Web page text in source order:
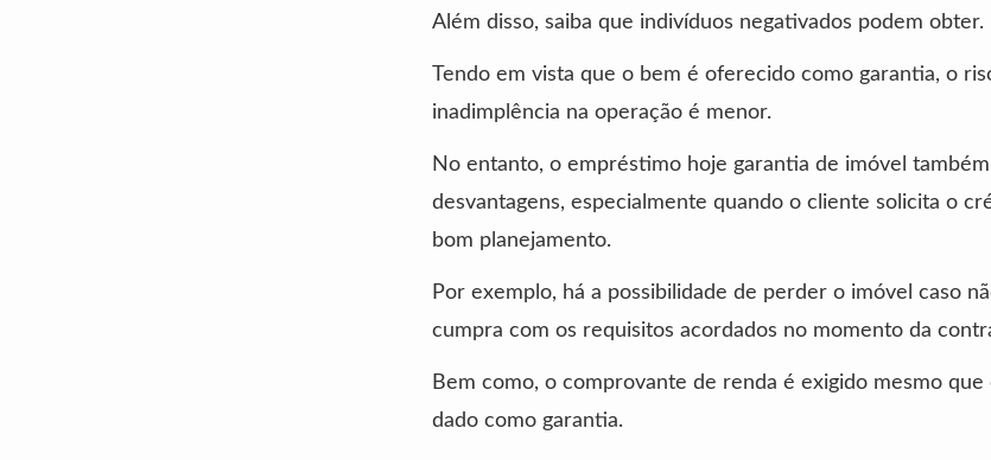
Além disso, saiba que indivíduos negativados podem obter.
Tendo em vista que o bem é oferecido como garantia, o
inadimplência na operação é menor.
No entanto, o empréstimo hoje garantia de imóvel
desvantagens, especialmente quando o cliente solicita o
bom planejamento.
Por exemplo, há a possibilidade de perder o imóvel caso
cumpra com os requisitos acordados no momento da
Bem como, o comprovante de renda é exigido mesmo que
dado como garantia.